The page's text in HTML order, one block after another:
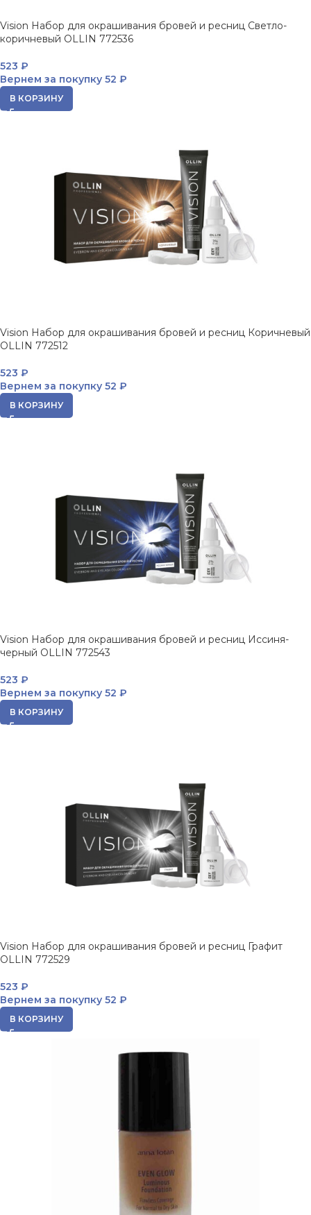
Vision Набор для окрашивания бровей и ресниц Светло-
коричневый OLLIN 772536
523 ₽
Вернем за покупку 52 ₽
В КОРЗИНУ
Vision Набор для окрашивания бровей и ресниц Коричневый
OLLIN 772512
523 ₽
Вернем за покупку 52 ₽
В КОРЗИНУ
Vision Набор для окрашивания бровей и ресниц Иссиня-
черный OLLIN 772543
523 ₽
Вернем за покупку 52 ₽
В КОРЗИНУ
Vision Набор для окрашивания бровей и ресниц Графит
OLLIN 772529
523 ₽
Вернем за покупку 52 ₽
В КОРЗИНУ